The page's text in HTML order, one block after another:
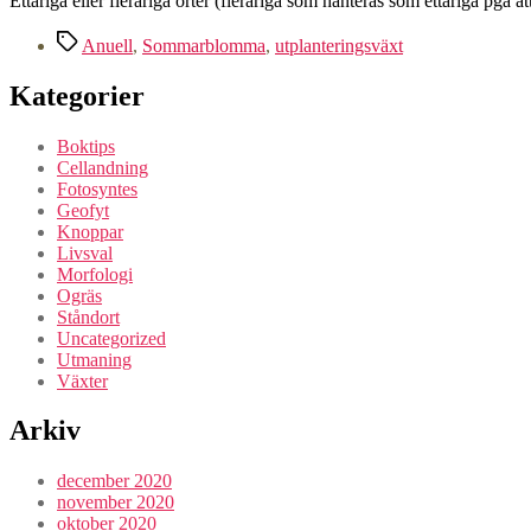
Etiketter
Anuell, Sommarblomma, utplanteringsväxt
Kategorier
Boktips
Cellandning
Fotosyntes
Geofyt
Knoppar
Livsval
Morfologi
Ogräs
Ståndort
Uncategorized
Utmaning
Växter
Arkiv
december 2020
november 2020
oktober 2020